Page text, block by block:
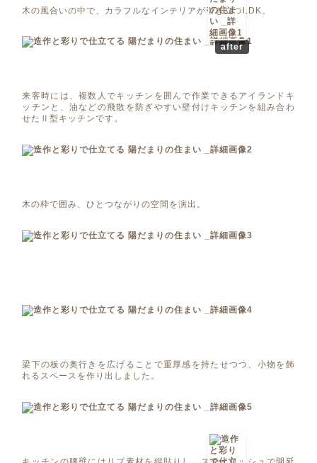
木の風合いの中で、カラフルなインテリアが引き立つLDK。
after
来客時には、複数人でキッチンを囲んで作業できるアイランドキ
ッチンと、油などの飛散を防ぎやすい壁付けキッチンを組み合わ
せたⅡ型キッチンです。
木の枠で囲み、ひとつながりの空間を演出。
梁下の板の奥行きを広げることで重厚感を持たせつつ、小物を飾
れるスペースを作り出しました。